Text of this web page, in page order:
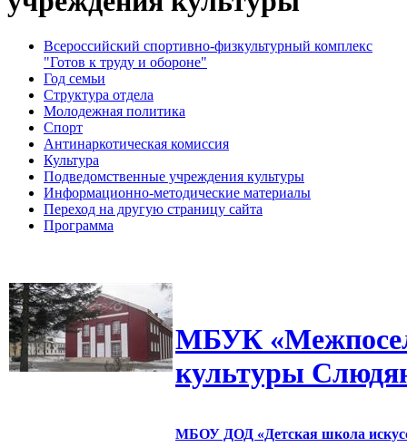
Всероссийский спортивно-физкультурный комплекс
"Готов к труду и обороне"
Год семьи
Структура отдела
Молодежная политика
Спорт
Антинаркотическая комиссия
Культура
Подведомственные учреждения культуры
Информационно-методические материалы
Переход на другую страницу сайта
Программа
МБУК
культуры
МБОУ ДОД «Детская школа